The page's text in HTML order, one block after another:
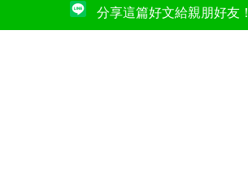
分享這篇好文給親朋好友！